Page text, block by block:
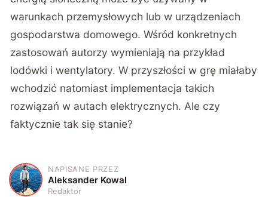
warunkach przemysłowych lub w urządzeniach
gospodarstwa domowego. Wśród konkretnych
zastosowań autorzy wymieniają na przykład
lodówki i wentylatory. W przyszłości w grę miałaby
wchodzić natomiast implementacja takich
rozwiązań w autach elektrycznych. Ale czy
faktycznie tak się stanie?
A
NAPISANE PRZEZ
Aleksander Kowal
Redaktor